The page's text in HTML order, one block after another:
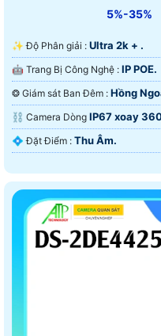
5%-35%
✨ Độ Phân giải : Ultra 2k + .
🤖️ Trang Bị Công Nghệ : IP POE.
❂ Giám sát Ban Đêm : Hồng
⛓ Camera Dòng IP67 xoay
️💠 Đặt Điểm : Thu Âm.